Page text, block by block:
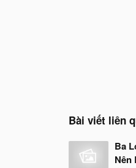
Bài viết liên
Ba
Nên